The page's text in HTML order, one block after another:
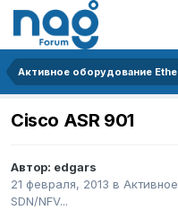
Cisco ASR 901
Автор: edgars
21 февраля, 2013 в
SDN/NFV...